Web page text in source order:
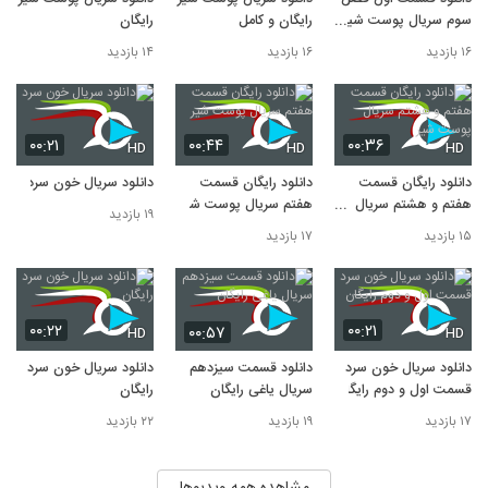
سوم سریال پوست شیر
رایگان
۱۶ بازدید
رایگان و کامل
۱۶ بازدید
رایگان
۱۴ بازدید
۰۰:۳۶ HD
دانلود رایگان قسمت
هفتم و هشتم سریال
پوست شیر
۱۵ بازدید
۰۰:۴۴ HD
دانلود رایگان قسمت
هفتم سریال پوست شیر
۱۷ بازدید
۰۰:۲۱ HD
دانلود سریال خون سرد
۱۹ بازدید
۰۰:۲۱ HD
دانلود سریال خون سرد
قسمت اول و دوم رایگان
۱۷ بازدید
۰۰:۵۷
دانلود قسمت سیزدهم
سریال یاغی رایگان
۱۹ بازدید
۰۰:۲۲ HD
دانلود سریال خون سرد
رایگان
۲۲ بازدید